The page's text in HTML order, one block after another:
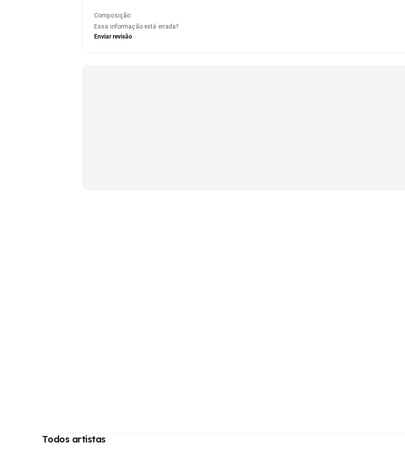
Composição:
Essa informação está errada?
Enviar revisão
Todos artistas